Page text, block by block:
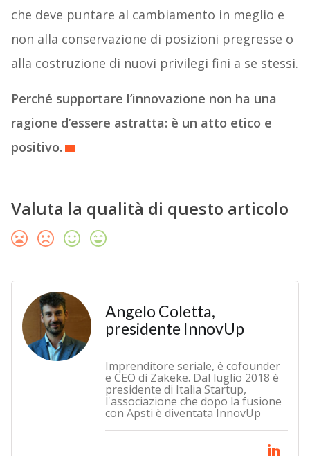
che deve puntare al cambiamento in meglio e
non alla conservazione di posizioni pregresse o
alla costruzione di nuovi privilegi fini a se stessi.
Perché supportare l’innovazione non ha una
ragione d’essere astratta: è un atto etico e
positivo.
Valuta la qualità di questo articolo
Angelo Coletta,
presidente InnovUp
Imprenditore seriale, è cofounder
e CEO di Zakeke. Dal luglio 2018 è
presidente di Italia Startup,
l'associazione che dopo la fusione
con Apsti è diventata InnovUp